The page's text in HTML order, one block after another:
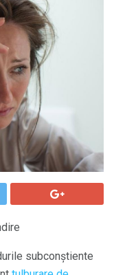
subconștiente